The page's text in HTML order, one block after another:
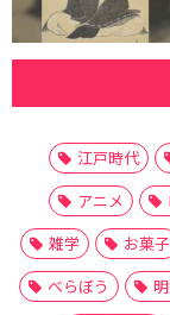
江戸時代
アニメ
雑学
お菓子
べらぼう